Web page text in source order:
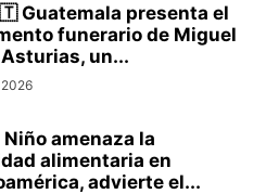
Guatemala presenta el
funerario de Miguel
un...
Niño amenaza la
alimentaria en
advierte el...